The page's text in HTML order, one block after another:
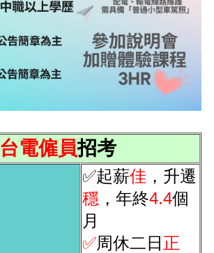
台電僱員招考
✅起薪佳 ，升遷
穩 ，年終4.4個
月
✅周休二日正